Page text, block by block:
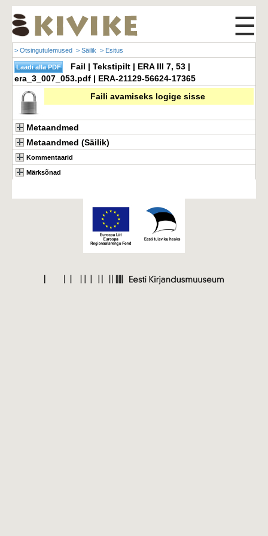
☰
> Otsingutulemused > Säilik > Esitus
Fail | Tekstipilt | ERA III 7, 53 |
era_3_007_053.pdf | ERA-21129-56624-17365
Faili avamiseks logige sisse
Metaandmed
Metaandmed (Säilik)
Kommentaarid
Märksõnad